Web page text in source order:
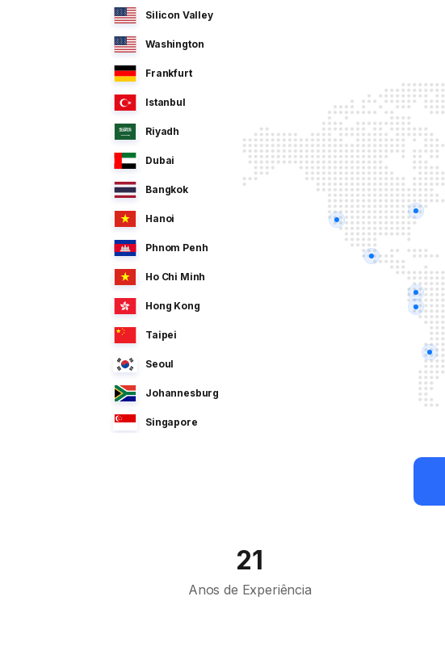
Silicon Valley
Washington
Frankfurt
Istanbul
Riyadh
Dubai
Bangkok
Hanoi
Phnom Penh
Ho Chi Minh
Hong Kong
Taipei
Seoul
Johannesburg
Singapore
21
Anos de Experiência